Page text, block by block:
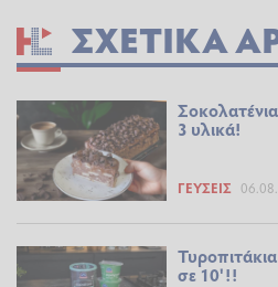
ΣΧΕΤΙΚΆ
3 υλικά!
ΓΕΎΣΕΙΣ
σε 10'!!